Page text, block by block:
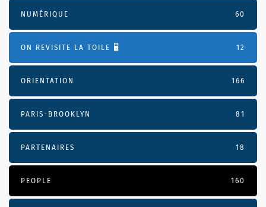
NUMÉRIQUE 60
ON REVISITE LA TOILE 🖥️ 12
ORIENTATION 166
PARIS-BROOKLYN 81
PARTENAIRES 18
PEOPLE 160